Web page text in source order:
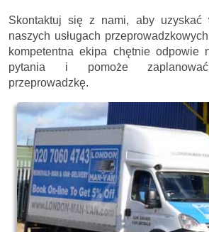
Skontaktuj się z nami, aby uzyskać
naszych usługach
kompetentna ekipa chętnie odpowie
pytania i pomoże zaplanować
przeprowadzkę.